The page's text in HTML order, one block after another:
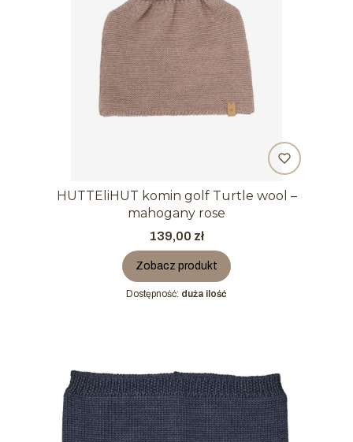
HUTTEliHUT komin golf Turtle wool –
mahogany rose
Cena
139,00 zł
Zobacz produkt
Dostępność: duża ilość